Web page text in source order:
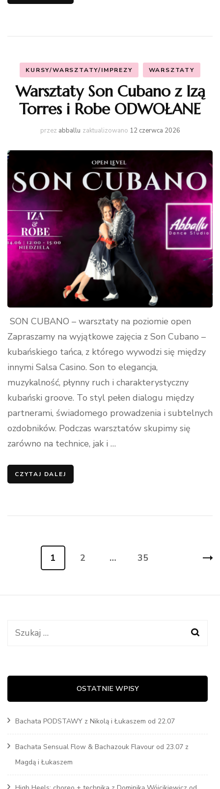
KURSY/WARSZTATY/IMPREZY WARSZTATY
Warsztaty Son Cubano z Izą
Torres i Robe ODWOŁANE
przez abballu zaktualizowano 12 czerwca 2026
SON CUBANO – warsztaty na poziomie open
Zapraszamy na wyjątkowe zajęcia z Son Cubano –
kubańskiego tańca, z którego wywodzi się między
innymi Salsa Casino. Son to elegancja,
muzykalność, płynny ruch i charakterystyczny
kubański groove. To styl pełen dialogu między
partnerami, świadomego prowadzenia i subtelnych
ozdobników. Podczas warsztatów skupimy się
zarówno na technice, jak i …
CZYTAJ DALEJ
StronicowanieStrona
1 Strona
2 … Strona
35
Szukaj:
OSTATNIE WPISY
Bachata PODSTAWY z Nikolą i Łukaszem od 22.07
Bachata Sensual Flow & Bachazouk Flavour od 23.07 z
Magdą i Łukaszem